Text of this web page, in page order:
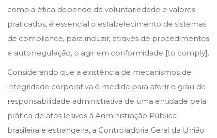
como a ética depende da voluntariedade e valores
praticados, é essencial o estabelecimento de sistemas
de compliance, para induzir, através de procedimentos
e autorregulação, o agir em conformidade [to comply].
Considerando que a existência de mecanismos de
integridade corporativa é medida para aferir o grau de
responsabilidade administrativa de uma entidade pela
prática de atos lesivos à Administração Pública
brasileira e estrangeira, a Controladoria Geral da União